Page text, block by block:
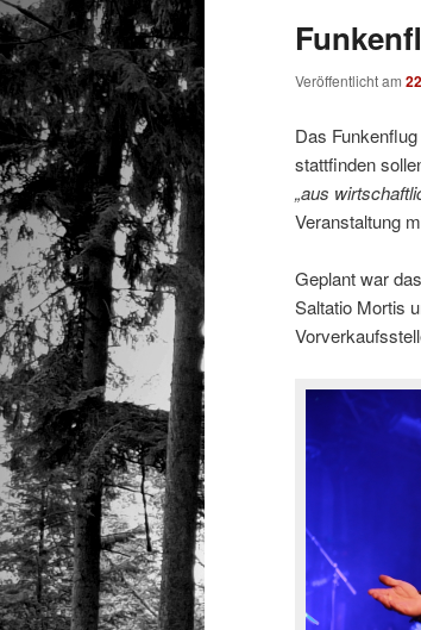
Veröffentlicht am
Das
stattfinden
„aus
Veranstaltung
Geplant war
Saltatio Mortis